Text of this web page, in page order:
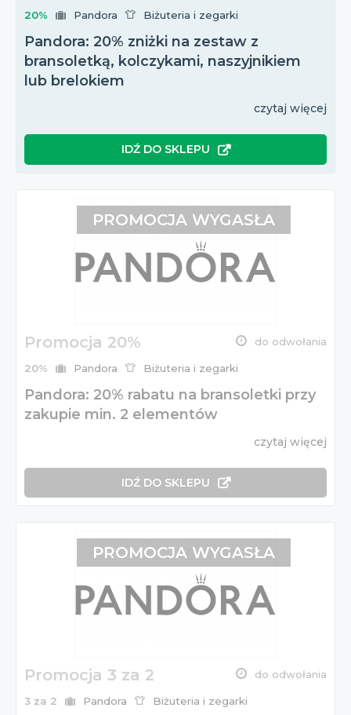
20% Pandora Biżuteria i zegarki
Pandora: 20% zniżki na zestaw z
bransoletką, kolczykami, naszyjnikiem
lub brelokiem
czytaj więcej
IDŹ DO SKLEPU
Promocja 20% do odwołania
20% Pandora Biżuteria i zegarki
Pandora: 20% rabatu na bransoletki przy
zakupie min. 2 elementów
czytaj więcej
IDŹ DO SKLEPU
PROMOCJA WYGASŁA
Promocja 3 za 2 do odwołania
3 za 2 Pandora Biżuteria i zegarki
PROMOCJA WYGASŁA